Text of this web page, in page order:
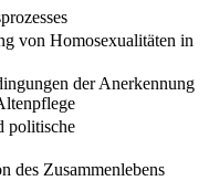
von Homosexualitäten in
der Anerkennung
politische
des Zusammenlebens